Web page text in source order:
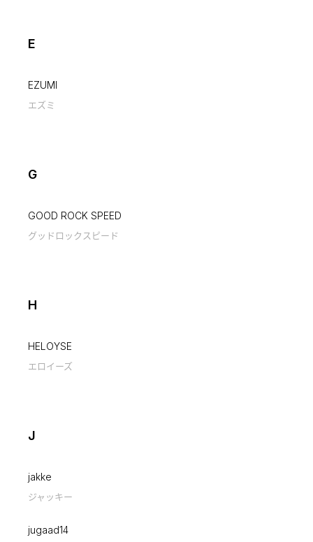
E
EZUMI
エズミ
G
GOOD ROCK SPEED
グッドロックスピード
H
HELOYSE
エロイーズ
J
jakke
ジャッキー
jugaad14